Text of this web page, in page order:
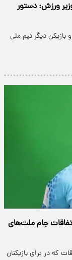
وزیر ورزش: دستور
بازیکن دیگر تیم ملی
اتفاقات جام ملت‌های
که در برای بازیکنان